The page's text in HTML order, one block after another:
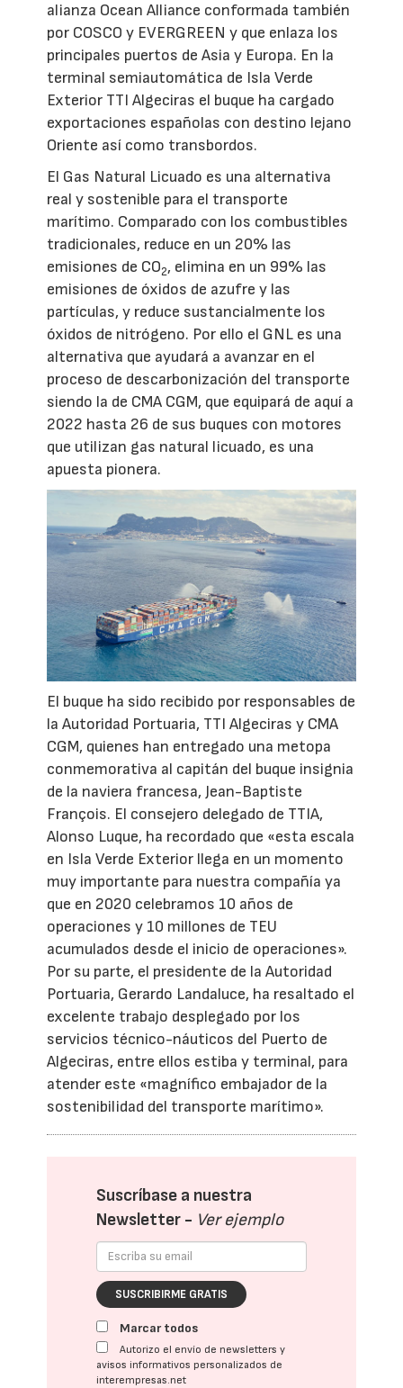
alianza Ocean Alliance conformada también
por COSCO y EVERGREEN y que enlaza los
principales puertos de Asia y Europa. En la
terminal semiautomática de Isla Verde
Exterior TTI Algeciras el buque ha cargado
exportaciones españolas con destino lejano
Oriente así como transbordos.
El Gas Natural Licuado es una alternativa
real y sostenible para el transporte
marítimo. Comparado con los combustibles
tradicionales, reduce en un 20% las
emisiones de CO2, elimina en un 99% las
emisiones de óxidos de azufre y las
partículas, y reduce sustancialmente los
óxidos de nitrógeno. Por ello el GNL es una
alternativa que ayudará a avanzar en el
proceso de descarbonización del transporte
siendo la de CMA CGM, que equipará de aquí a
2022 hasta 26 de sus buques con motores
que utilizan gas natural licuado, es una
apuesta pionera.
El buque ha sido recibido por responsables de
la Autoridad Portuaria, TTI Algeciras y CMA
CGM, quienes han entregado una metopa
conmemorativa al capitán del buque insignia
de la naviera francesa, Jean-Baptiste
François. El consejero delegado de TTIA,
Alonso Luque, ha recordado que «esta escala
en Isla Verde Exterior llega en un momento
muy importante para nuestra compañía ya
que en 2020 celebramos 10 años de
operaciones y 10 millones de TEU
acumulados desde el inicio de operaciones».
Por su parte, el presidente de la Autoridad
Portuaria, Gerardo Landaluce, ha resaltado el
excelente trabajo desplegado por los
servicios técnico-náuticos del Puerto de
Algeciras, entre ellos estiba y terminal, para
atender este «magnífico embajador de la
sostenibilidad del transporte marítimo».
Suscríbase a nuestra
Newsletter - Ver ejemplo
SUSCRIBIRME GRATIS
Marcar todos
Autorizo el envío de newsletters y
avisos informativos personalizados de
interempresas.net